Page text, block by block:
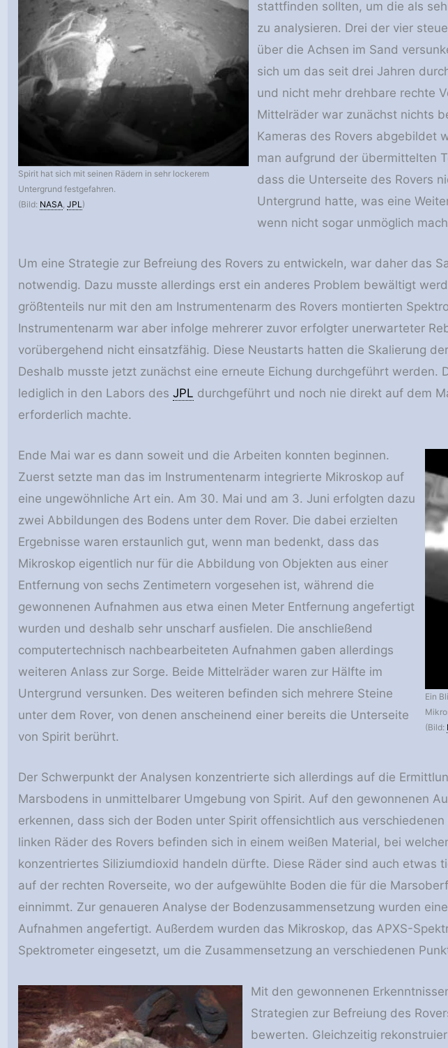
Spirit hat sich mit seinen Rädern in sehr lockerem
Untergrund festgefahren.
(Bild: NASA, JPL )
stattfinden sollten, um die als
zu analysieren. Drei der vier
über die Achsen im Sand
sich um das seit drei Jahren
und nicht mehr drehbare rechte
Mittelräder war zunächst nichts
Kameras des Rovers abgebildet
man aufgrund der übermittelten
dass die Unterseite des Rovers
Untergrund hatte, was eine
wenn nicht sogar unmöglich
Um eine Strategie zur Befreiung des Rovers zu entwickeln, war daher das
notwendig. Dazu musste allerdings erst ein anderes Problem bewältigt
größtenteils nur mit den am Instrumentenarm des Rovers montierten
Instrumentenarm war aber infolge mehrerer zuvor erfolgter unerwarteter
vorübergehend nicht einsatzfähig. Diese Neustarts hatten die Skalierung
Deshalb musste jetzt zunächst eine erneute Eichung durchgeführt werden.
lediglich in den Labors des JPL durchgeführt und noch nie direkt auf dem
erforderlich machte.
Ein
(Bild:
Ende Mai war es dann soweit und die Arbeiten konnten beginnen.
Zuerst setzte man das im Instrumentenarm integrierte Mikroskop auf
eine ungewöhnliche Art ein. Am 30. Mai und am 3. Juni erfolgten dazu
zwei Abbildungen des Bodens unter dem Rover. Die dabei erzielten
Ergebnisse waren erstaunlich gut, wenn man bedenkt, dass das
Mikroskop eigentlich nur für die Abbildung von Objekten aus einer
Entfernung von sechs Zentimetern vorgesehen ist, während die
gewonnenen Aufnahmen aus etwa einen Meter Entfernung angefertigt
wurden und deshalb sehr unscharf ausfielen. Die anschließend
computertechnisch nachbearbeiteten Aufnahmen gaben allerdings
weiteren Anlass zur Sorge. Beide Mittelräder waren zur Hälfte im
Untergrund versunken. Des weiteren befinden sich mehrere Steine
unter dem Rover, von denen anscheinend einer bereits die Unterseite
von Spirit berührt.
Der Schwerpunkt der Analysen konzentrierte sich allerdings auf die
Marsbodens in unmittelbarer Umgebung von Spirit. Auf den gewonnenen
erkennen, dass sich der Boden unter Spirit offensichtlich aus
linken Räder des Rovers befinden sich in einem weißen Material, bei
konzentriertes Siliziumdioxid handeln dürfte. Diese Räder sind auch etwas
auf der rechten Roverseite, wo der aufgewühlte Boden die für die
einnimmt. Zur genaueren Analyse der Bodenzusammensetzung wurden
Aufnahmen angefertigt. Außerdem wurden das Mikroskop, das APXS-
Spektrometer eingesetzt, um die Zusammensetzung an verschiedenen
Mit den gewonnenen
Strategien zur Befreiung des
bewerten. Gleichzeitig